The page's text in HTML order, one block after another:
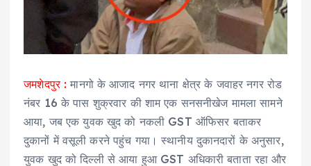
जमशेदपुर : मानगो के आजाद नगर थाना क्षेत्र के जवाहर नगर रोड
नंबर 16 के पास शुक्रवार की शाम एक सनसनीखेज मामला सामने
आया, जब एक युवक खुद को नकली GST ऑफिसर बताकर
दुकानों में वसूली करने पहुंच गया। स्थानीय दुकानदारों के अनुसार,
युवक खुद को दिल्ली से आया हुआ GST अधिकारी बताता रहा और